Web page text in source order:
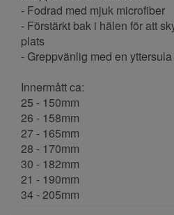
- Fodrad med mjuk microfiber
- Förstärkt bak i hälen för att
plats
- Greppvänlig med en
Innermått ca:
25 - 150mm
26 - 158mm
27 - 165mm
28 - 170mm
30 - 182mm
21 - 190mm
34 - 205mm